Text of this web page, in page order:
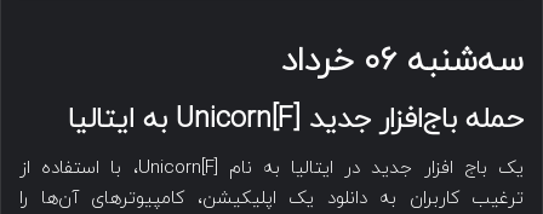
سه‌شنبه ۰۶ خرداد
حمله باج‌افزار جدید [F]Unicorn به ایتالیا
یک باج افزار جدید در ایتالیا به نام [F]Unicorn، با استفاده از
ترغیب کاربران به دانلود یک اپلیکیشن، کامپیوترهای آن‌ها را